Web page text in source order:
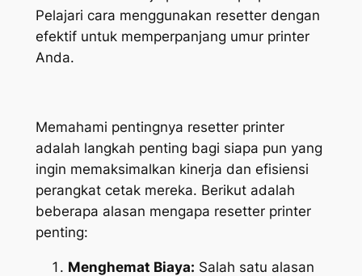
Pelajari cara menggunakan resetter dengan
efektif untuk memperpanjang umur printer
Anda.
Memahami pentingnya resetter printer
adalah langkah penting bagi siapa pun yang
ingin memaksimalkan kinerja dan efisiensi
perangkat cetak mereka. Berikut adalah
beberapa alasan mengapa resetter printer
penting:
Menghemat Biaya: Salah satu alasan